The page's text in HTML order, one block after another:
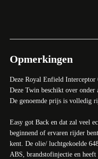
Opmerkingen
Deze Royal Enfield Interceptor
Deze Twin beschikt over onder
De genoemde prijs is volledig
Easy got Back en dat zal veel
beginnend of ervaren rijder
kent. De olie/ luchtgekoelde
ABS, brandstofinjectie en heeft